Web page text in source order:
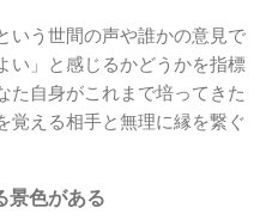
いう世間の声や誰かの意見で
い」と感じるかどうかを指標
た自身がこれまで培ってきた
覚える相手と無理に縁を繋ぐ
景色がある